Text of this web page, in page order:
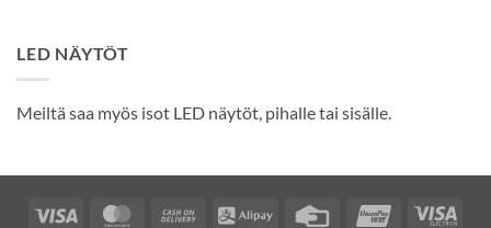
LED NÄYTÖT
Meiltä saa myös isot LED näytöt, pihalle tai sisälle.
Visa MasterCardCash Alipay Credit UnionPayVisa